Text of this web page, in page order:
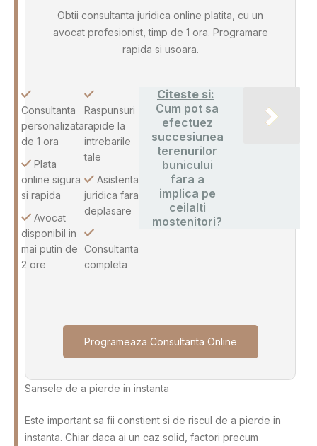
Obtii consultanta juridica online platita, cu un
avocat profesionist, timp de 1 ora. Programare
rapida si usoara.
Consultanta
personalizata
de 1 ora
Plata
online sigura
si rapida
Avocat
disponibil in
mai putin de
2 ore
Raspunsuri
rapide la
intrebarile
tale
Asistenta
juridica fara
deplasare
Consultanta
completa
Citeste si:
Cum pot sa
efectuez
succesiunea
terenurilor
bunicului
fara a
implica pe
ceilalti
mostenitori?
Programeaza Consultanta Online
Sansele de a pierde in instanta
Este important sa fii constient si de riscul de a pierde in
instanta. Chiar daca ai un caz solid, factori precum